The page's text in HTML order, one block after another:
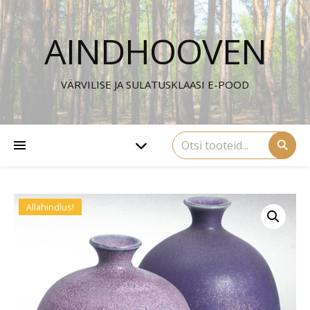
AINDHOOVEN
VÄRVILISE JA SULATUSKLAASI E-POOD
⚲
Allahindlus!